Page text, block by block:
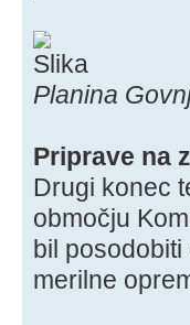
Planina
Priprave na
Drugi konec
območju
bil
merilne